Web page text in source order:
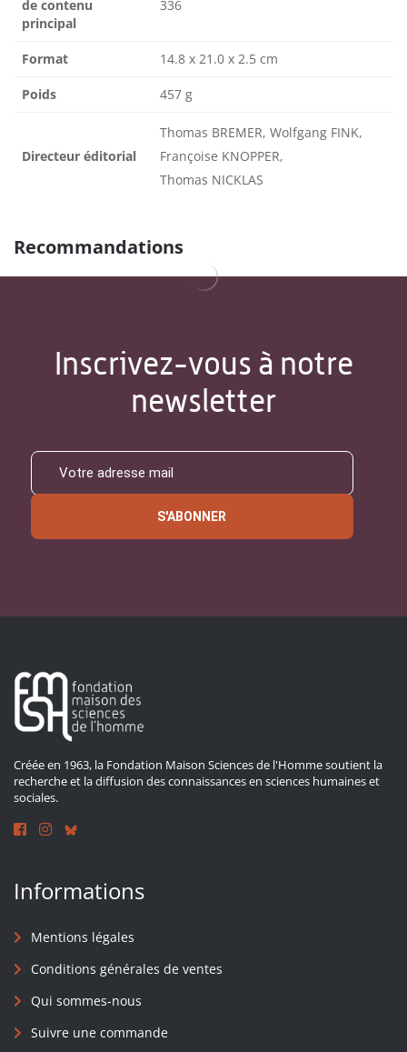
de contenu
principal
336
Format 14.8 x 21.0 x 2.5 cm
Poids 457 g
Directeur éditorial
Thomas BREMER, Wolfgang FINK,
Françoise KNOPPER,
Thomas NICKLAS
Recommandations
Inscrivez-vous à notre
newsletter
S'ABONNER
Créée en 1963, la Fondation Maison Sciences de l'Homme soutient la
recherche et la diffusion des connaissances en sciences humaines et
sociales.
Informations
Mentions légales
Conditions générales de ventes
Qui sommes-nous
Suivre une commande